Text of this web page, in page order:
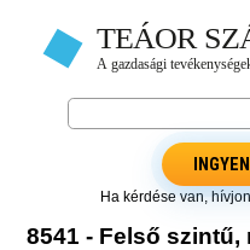
Ha kérdése van,
8541 - Felső